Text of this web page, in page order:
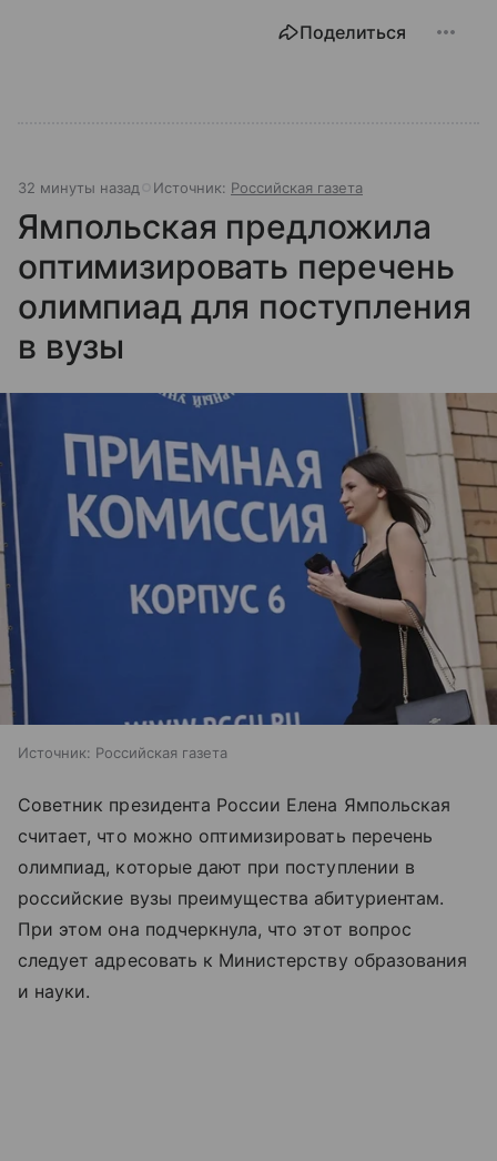
Поделиться
32 минуты назад Источник: Российская газета
Ямпольская предложила
оптимизировать перечень
олимпиад для поступления
в вузы
Источник: Российская газета
Советник президента России Елена Ямпольская
считает, что можно оптимизировать перечень
олимпиад, которые дают при поступлении в
российские вузы преимущества абитуриентам.
При этом она подчеркнула, что этот вопрос
следует адресовать к Министерству образования
и науки.